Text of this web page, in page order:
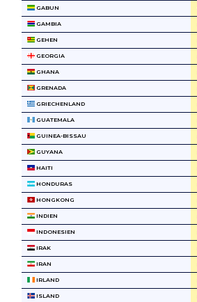
GABUN
GAMBIA
GEHEN
GEORGIA
GHANA
GRENADA
GRIECHENLAND
GUATEMALA
GUINEA-BISSAU
GUYANA
HAITI
HONDURAS
HONGKONG
INDIEN
INDONESIEN
IRAK
IRAN
IRLAND
ISLAND